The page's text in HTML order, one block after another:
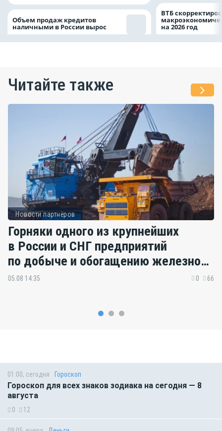
Объем продаж кредитов
наличными в России вырос
ВТБ
на 2026 год
Читайте также
Новости партнёров
Горняки одного из крупнейших
в России и СНГ предприятий
по добыче и обогащению железной
руды удостоены государственных
05.08 14:35 0 66
01:00, сегодня Гороскоп
Гороскоп для всех знаков зодиака на сегодня — 8
августа
0 12